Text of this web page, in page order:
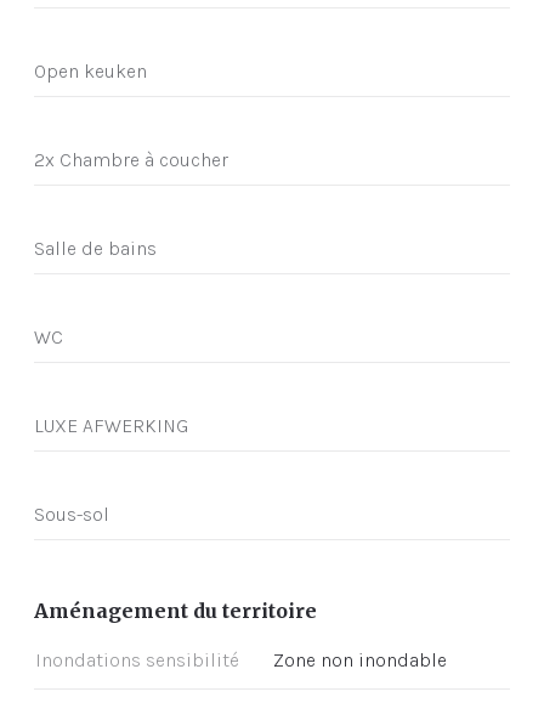
Open keuken
2x Chambre à coucher
Salle de bains
WC
LUXE AFWERKING
Sous-sol
Aménagement du territoire
Inondations sensibilité Zone non inondable